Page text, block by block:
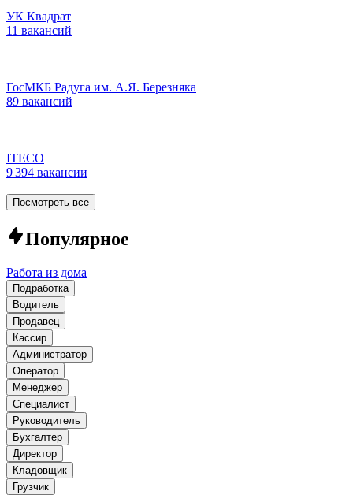
УК Квадрат
11 вакансий
ГосМКБ Радуга им. А.Я. Березняка
89 вакансий
ITECO
9 394 вакансии
Посмотреть все
Популярное
Работа из дома
Подработка
Водитель
Продавец
Кассир
Администратор
Оператор
Менеджер
Специалист
Руководитель
Бухгалтер
Директор
Кладовщик
Грузчик